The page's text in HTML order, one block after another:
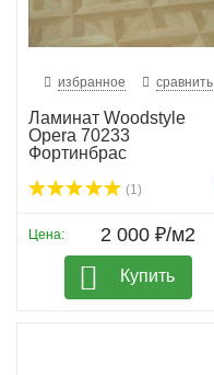
избранное сравнить
Ламинат Woodstyle
Opera 70233
Фортинбрас
(1)
Цена: 2 000 ₽/м2
Купить